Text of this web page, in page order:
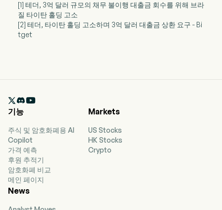
[1] 테더, 3억 달러 규모의 채무 불이행 대출금 회수를 위해 브라
질 타이탄 홀딩 고소
[2] 테더, 타이탄 홀딩 고소하며 3억 달러 대출금 상환 요구 - Bi
tget

기능
주식 및 암호화폐용 AI
Copilot
가격 예측
후원 추적기
암호화폐 비교
메인 페이지
Markets
US Stocks
HK Stocks
Crypto
News